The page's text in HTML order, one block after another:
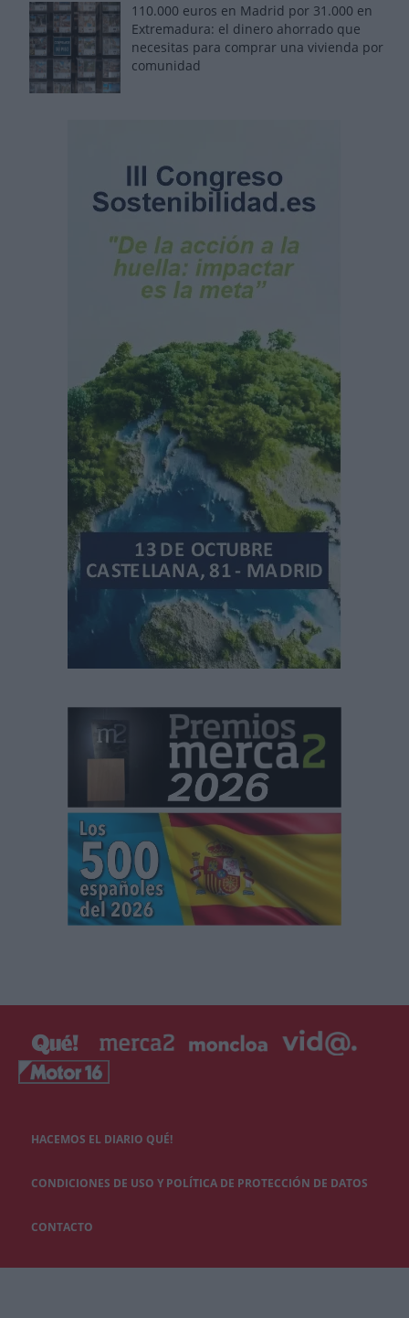
110.000 euros en Madrid por 31.000 en
Extremadura: el dinero ahorrado que
necesitas para comprar una vivienda por
comunidad
HACEMOS EL DIARIO QUÉ!
CONDICIONES DE USO Y POLÍTICA DE PROTECCIÓN DE DATOS
CONTACTO